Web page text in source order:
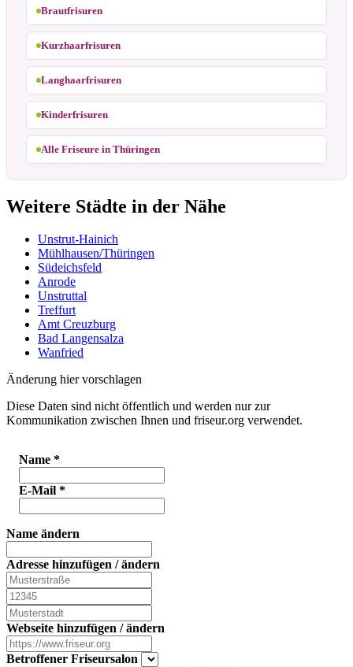
Brautfrisuren
Kurzhaarfrisuren
Langhaarfrisuren
Kinderfrisuren
Alle Friseure in Thüringen
Weitere Städte in der Nähe
Unstrut-Hainich
Mühlhausen/Thüringen
Südeichsfeld
Anrode
Unstruttal
Treffurt
Amt Creuzburg
Bad Langensalza
Wanfried
Änderung hier vorschlagen
Diese Daten sind nicht öffentlich und werden nur zur
Kommunikation zwischen Ihnen und friseur.org verwendet.
Name *
E-Mail *
Name ändern
Adresse hinzufügen / ändern
Webseite hinzufügen / ändern
Betroffener Friseursalon